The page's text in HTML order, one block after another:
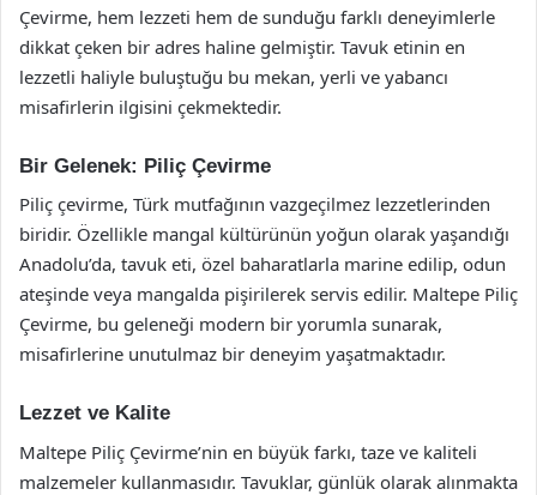
Çevirme, hem lezzeti hem de sunduğu farklı deneyimlerle
dikkat çeken bir adres haline gelmiştir. Tavuk etinin en
lezzetli haliyle buluştuğu bu mekan, yerli ve yabancı
misafirlerin ilgisini çekmektedir.
Bir Gelenek: Piliç Çevirme
Piliç çevirme, Türk mutfağının vazgeçilmez lezzetlerinden
biridir. Özellikle mangal kültürünün yoğun olarak yaşandığı
Anadolu’da, tavuk eti, özel baharatlarla marine edilip, odun
ateşinde veya mangalda pişirilerek servis edilir. Maltepe Piliç
Çevirme, bu geleneği modern bir yorumla sunarak,
misafirlerine unutulmaz bir deneyim yaşatmaktadır.
Lezzet ve Kalite
Maltepe Piliç Çevirme’nin en büyük farkı, taze ve kaliteli
malzemeler kullanmasıdır. Tavuklar, günlük olarak alınmakta